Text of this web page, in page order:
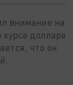
внимание на
доллара
что он